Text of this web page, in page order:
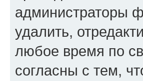
администраторы
удалить,
любое время по
согласны с тем,